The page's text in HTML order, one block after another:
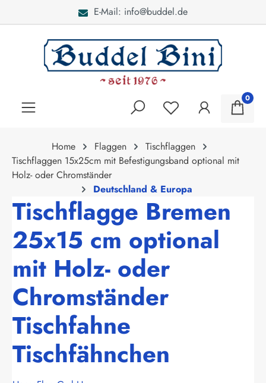
E-Mail: info@buddel.de
0
Home Flaggen
Tischflaggen
Tischflaggen 15x25cm mit Befestigungsband optional mit
Holz- oder Chromständer
Deutschland & Europa
Tischflagge Bremen
25x15 cm optional
mit Holz- oder
Chromständer
Tischfahne
Tischfähnchen